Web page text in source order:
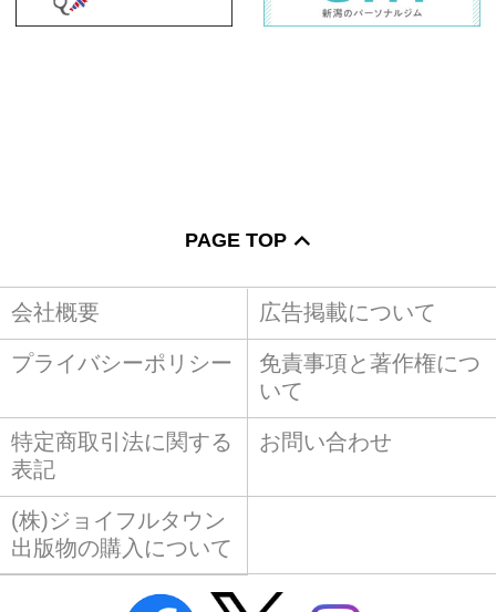
PAGE TOP
会社概要 広告掲載について
プライバシーポリシー
免責事項と著作権につ
いて
特定商取引法に関する
表記
お問い合わせ
(株)ジョイフルタウン
出版物の購入について